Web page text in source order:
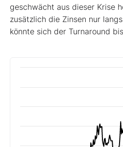
geschwächt aus dieser Krise
zusätzlich die Zinsen nur
könnte sich der Turnaround